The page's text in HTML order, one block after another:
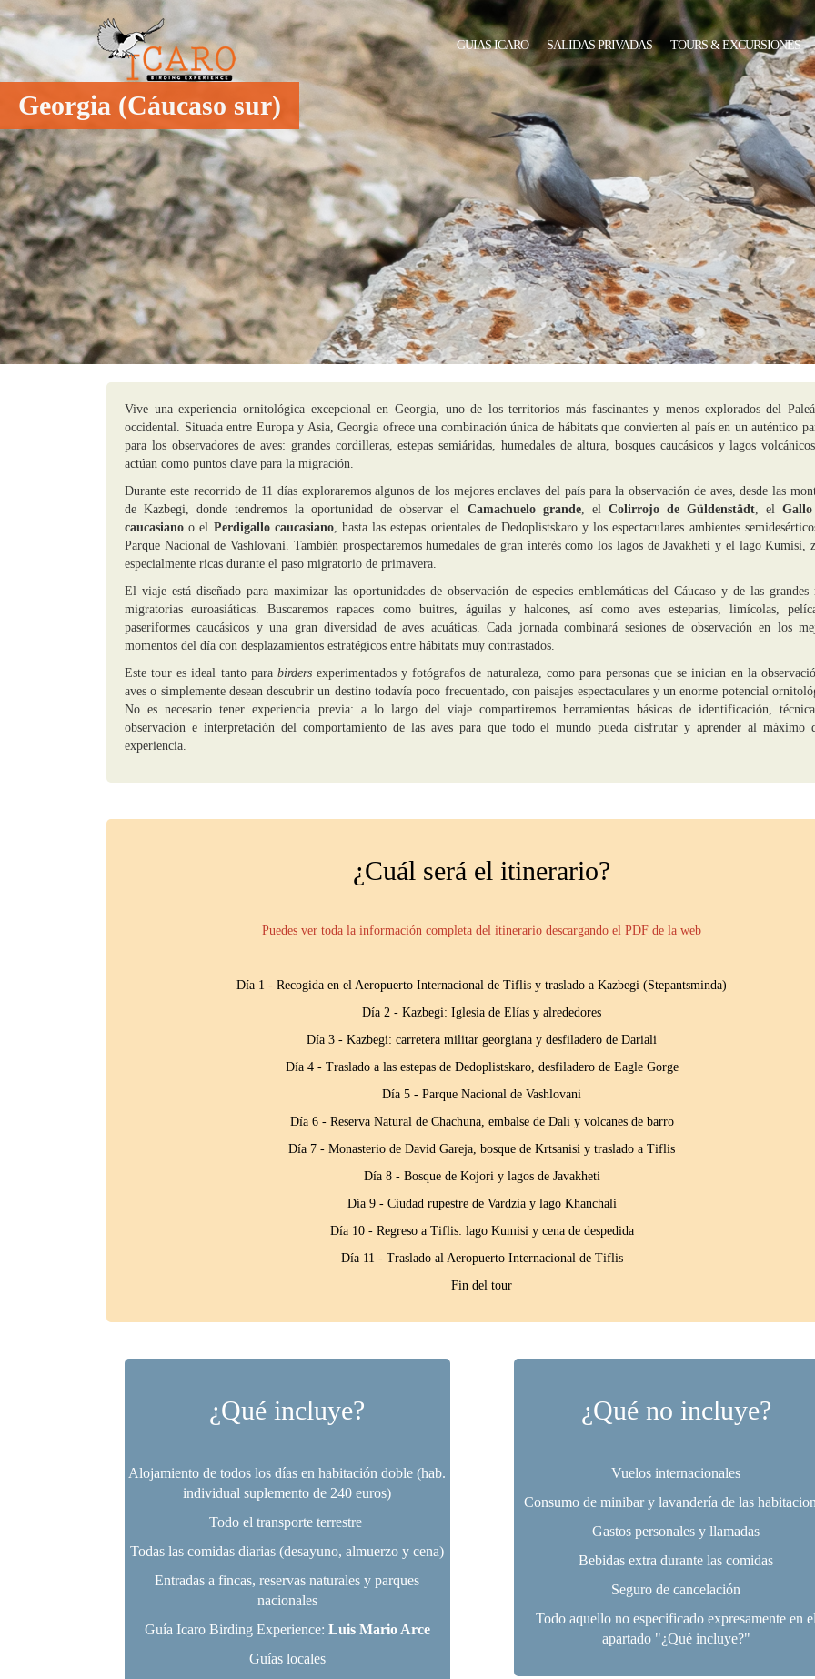
GUIAS ICARO SALIDAS PRIVADAS TOURS & EXCURSIONES
Georgia (Cáucaso sur)
Vive una experiencia ornitológica excepcional en Georgia, uno de los territorios más fascinantes y menos explorados del
occidental. Situada entre Europa y Asia, Georgia ofrece una combinación única de hábitats que convierten al país en un auténtico
para los observadores de aves: grandes cordilleras, estepas semiáridas, humedales de altura, bosques caucásicos y lagos
actúan como puntos clave para la migración.
Durante este recorrido de 11 días exploraremos algunos de los mejores enclaves del país para la observación de aves, desde las
de Kazbegi, donde tendremos la oportunidad de observar el Camachuelo grande, el Colirrojo de Güldenstädt, el
caucasiano o el Perdigallo caucasiano, hasta las estepas orientales de Dedoplistskaro y los espectaculares ambientes
Parque Nacional de Vashlovani. También prospectaremos humedales de gran interés como los lagos de Javakheti y el lago Kumisi,
especialmente ricas durante el paso migratorio de primavera.
El viaje está diseñado para maximizar las oportunidades de observación de especies emblemáticas del Cáucaso y de las grandes
migratorias euroasiáticas. Buscaremos rapaces como buitres, águilas y halcones, así como aves esteparias, limícolas,
paseriformes caucásicos y una gran diversidad de aves acuáticas. Cada jornada combinará sesiones de observación en los
momentos del día con desplazamientos estratégicos entre hábitats muy contrastados.
Este tour es ideal tanto para birdersexperimentados y fotógrafos de naturaleza, como para personas que se inician en la
aves o simplemente desean descubrir un destino todavía poco frecuentado, con paisajes espectaculares y un enorme potencial
No es necesario tener experiencia previa: a lo largo del viaje compartiremos herramientas básicas de identificación,
observación e interpretación del comportamiento de las aves para que todo el mundo pueda disfrutar y aprender al máximo
experiencia.
¿Cuál será el itinerario?
Puedes ver toda la información completa del itinerario descargando el PDF de la web
Día 1 - Recogida en el Aeropuerto Internacional de Tiflis y traslado a Kazbegi (Stepantsminda)
Día 2 - Kazbegi: Iglesia de Elías y alrededores
Día 3 - Kazbegi: carretera militar georgiana y desfiladero de Dariali
Día 4 - Traslado a las estepas de Dedoplistskaro, desfiladero de Eagle Gorge
Día 5 - Parque Nacional de Vashlovani
Día 6 - Reserva Natural de Chachuna, embalse de Dali y volcanes de barro
Día 7 - Monasterio de David Gareja, bosque de Krtsanisi y traslado a Tiflis
Día 8 - Bosque de Kojori y lagos de Javakheti
Día 9 - Ciudad rupestre de Vardzia y lago Khanchali
Día 10 - Regreso a Tiflis: lago Kumisi y cena de despedida
Día 11 - Traslado al Aeropuerto Internacional de Tiflis
Fin del tour
¿Qué incluye?
Alojamiento de todos los días en habitación doble (hab.
individual suplemento de 240 euros)
Todo el transporte terrestre
Todas las comidas diarias (desayuno, almuerzo y cena)
Entradas a fincas, reservas naturales y parques
nacionales
Guía Icaro Birding Experience: Luis Mario Arce
Guías locales
¿Qué no incluye?
Vuelos internacionales
Consumo de minibar y lavandería de las
Gastos personales y llamadas
Bebidas extra durante las comidas
Seguro de cancelación
Todo aquello no especificado expresamente en el
apartado "¿Qué incluye?"